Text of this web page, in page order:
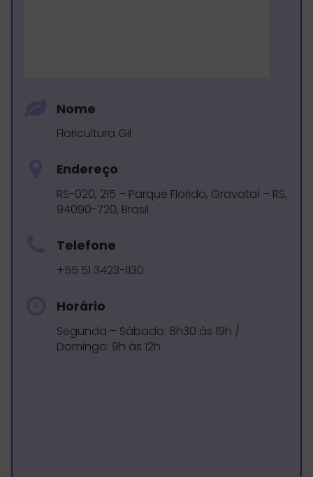
Nome
Floricultura Gil
Endereço
RS-020, 215 – Parque Florido, Gravataí – RS,
94090-720, Brasil
Telefone
+55 51 3423-1130
Horário
Segunda – Sábado: 8h30 às 19h /
Domingo: 9h às 12h